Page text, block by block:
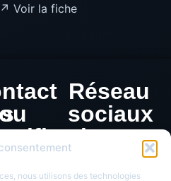
nous utilisons des technologies
Voir la fiche
de
Réseau
sociaux